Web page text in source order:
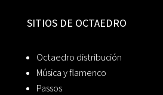
SITIOS DE OCTAEDRO
Octaedro distribución
Música y flamenco
Passos